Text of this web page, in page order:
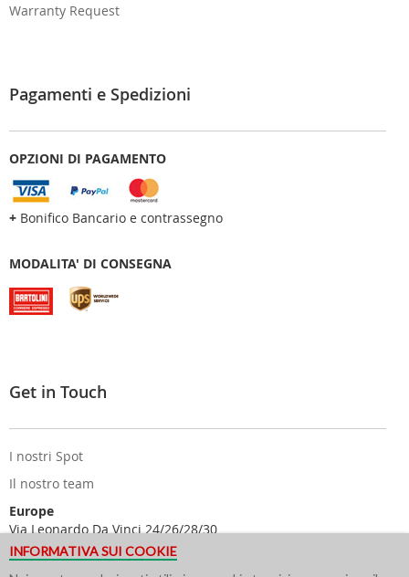
Warranty Request
Pagamenti e Spedizioni
OPZIONI DI PAGAMENTO
+ Bonifico Bancario e contrassegno
MODALITA' DI CONSEGNA
Get in Touch
I nostri Spot
Il nostro team
Europe
Via Leonardo Da Vinci 24/26/28/30
25122 Brescia - Italy
INFORMATIVA SUI COOKIE